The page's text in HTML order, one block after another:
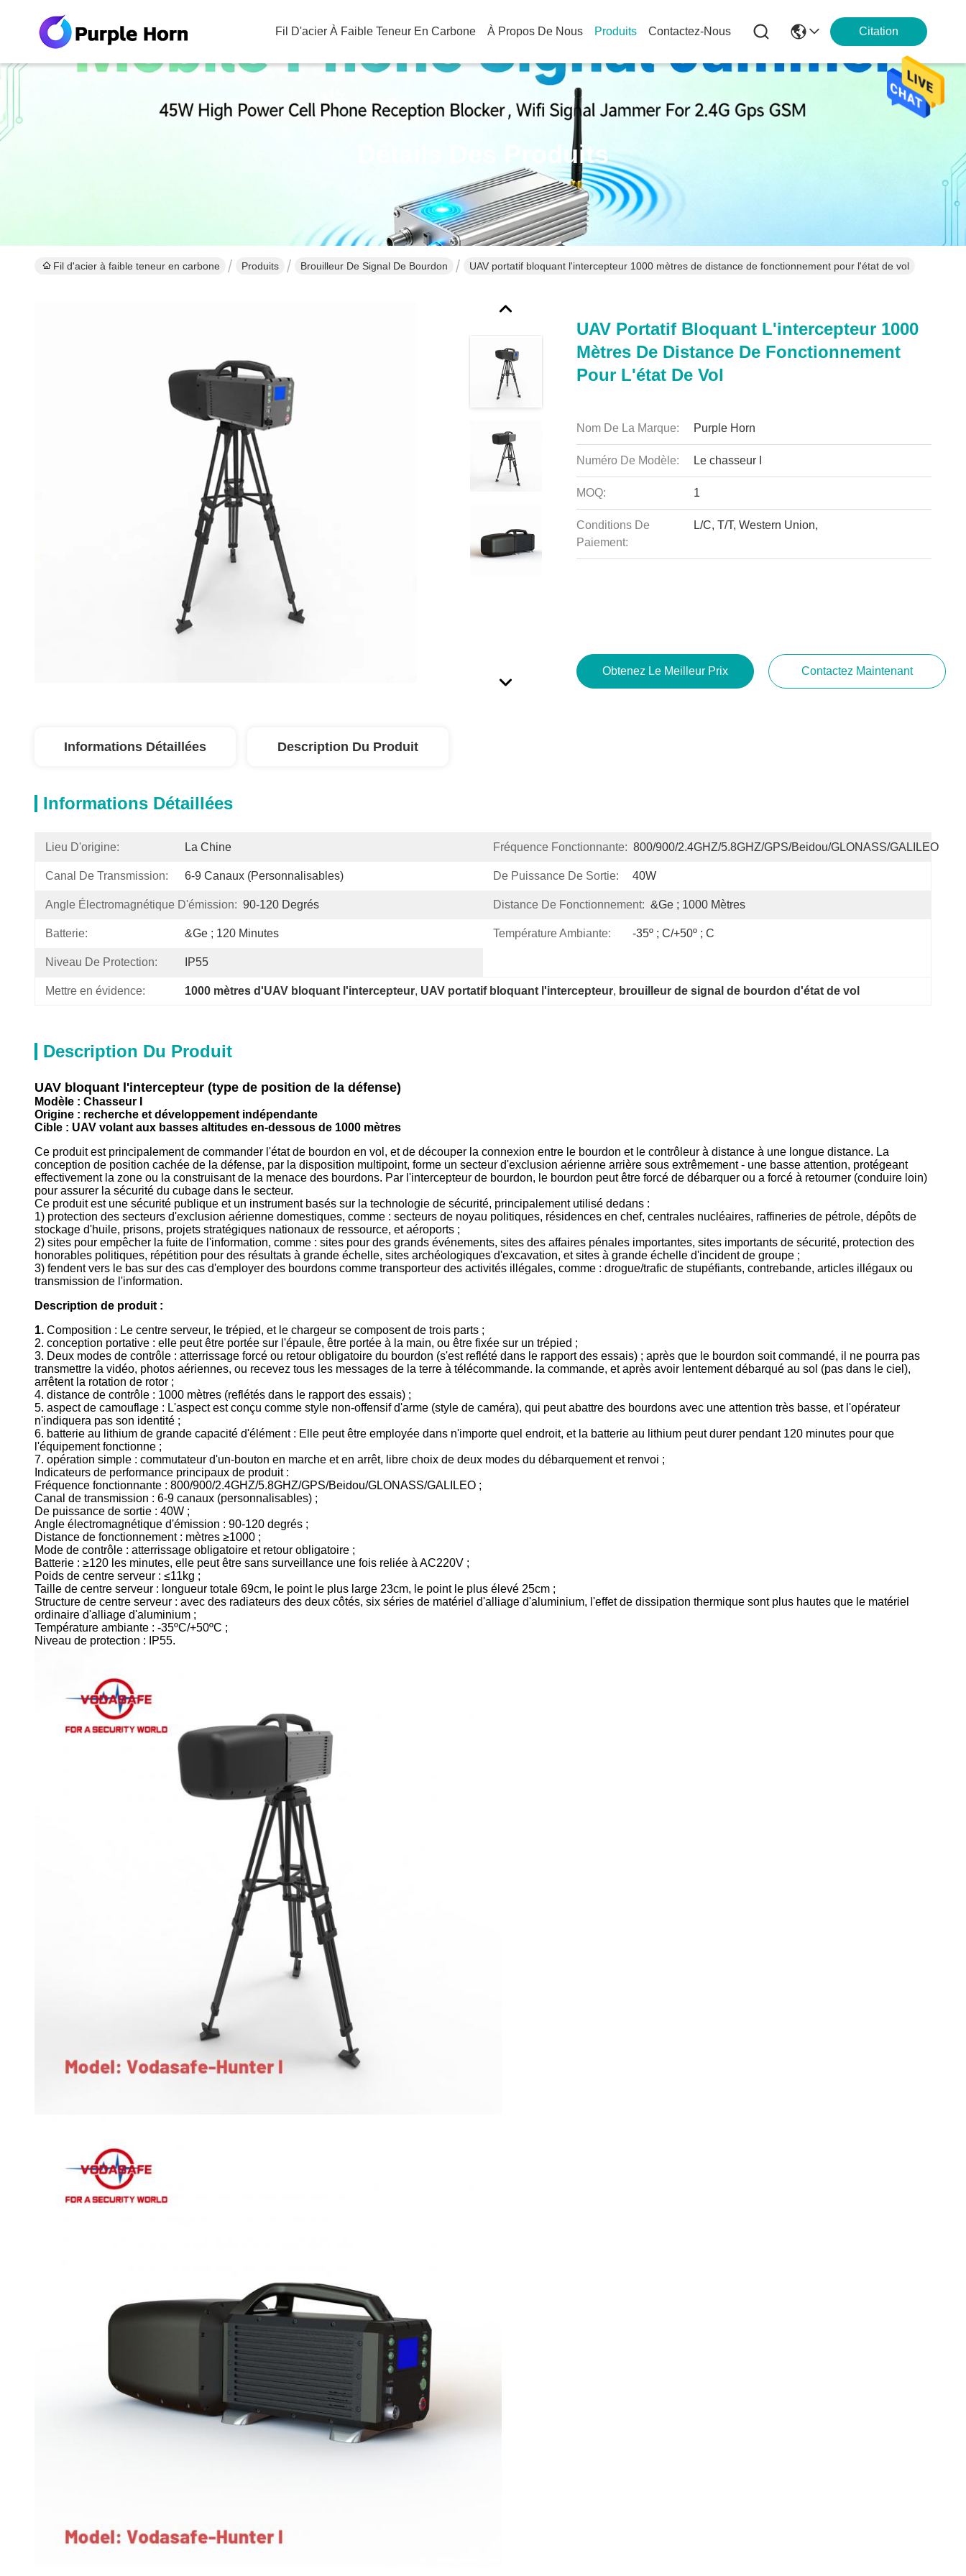
Fil D'acier À Faible Teneur En Carbone À Propos De Nous Produits Contactez-Nous Citation
Détails Des Produits
Fil d'acier à faible teneur en carbone Produits Brouilleur De Signal De Bourdon UAV portatif bloquant l'intercepteur 1000 mètres de distance de fonctionnement pour l'état de vol
UAV Portatif Bloquant L'intercepteur 1000
Mètres De Distance De Fonctionnement
Pour L'état De Vol
Nom De La Marque: Purple Horn
Numéro De Modèle: Le chasseur I
MOQ: 1
Conditions De
Paiement:
L/C, T/T, Western Union,
Obtenez Le Meilleur Prix Contactez Maintenant
Informations Détaillées Description Du Produit
Informations Détaillées
Lieu D'origine: La Chine Fréquence Fonctionnante: 800/900/2.4GHZ/5.8GHZ/GPS/Beidou/GLONASS/GALILEO
Canal De Transmission: 6-9 Canaux (personnalisables) De Puissance De Sortie: 40W
Angle Électromagnétique D'émission: 90-120 Degrés Distance De Fonctionnement: &ge ; 1000 Mètres
Batterie: &ge ; 120 Minutes Température Ambiante: -35º ; C/+50º ; C
Niveau De Protection: IP55
Mettre en évidence: 1000 mètres d'UAV bloquant l'intercepteur, UAV portatif bloquant l'intercepteur, brouilleur de signal de bourdon d'état de vol
Description Du Produit
UAV bloquant l'intercepteur (type de position de la défense)
Modèle : Chasseur I
Origine : recherche et développement indépendante
Cible : UAV volant aux basses altitudes en-dessous de 1000 mètres
Ce produit est principalement de commander l'état de bourdon en vol, et de découper la connexion entre le bourdon et le contrôleur à distance à une longue distance. La
conception de position cachée de la défense, par la disposition multipoint, forme un secteur d'exclusion aérienne arrière sous extrêmement - une basse attention, protégeant
effectivement la zone ou la construisant de la menace des bourdons. Par l'intercepteur de bourdon, le bourdon peut être forcé de débarquer ou a forcé à retourner (conduire loin)
pour assurer la sécurité du cubage dans le secteur.
Ce produit est une sécurité publique et un instrument basés sur la technologie de sécurité, principalement utilisé dedans :
1) protection des secteurs d'exclusion aérienne domestiques, comme : secteurs de noyau politiques, résidences en chef, centrales nucléaires, raffineries de pétrole, dépôts de
stockage d'huile, prisons, projets stratégiques nationaux de ressource, et aéroports ;
2) sites pour empêcher la fuite de l'information, comme : sites pour des grands événements, sites des affaires pénales importantes, sites importants de sécurité, protection des
honorables politiques, répétition pour des résultats à grande échelle, sites archéologiques d'excavation, et sites à grande échelle d'incident de groupe ;
3) fendent vers le bas sur des cas d'employer des bourdons comme transporteur des activités illégales, comme : drogue/trafic de stupéfiants, contrebande, articles illégaux ou
transmission de l'information.
Description de produit :
1. Composition : Le centre serveur, le trépied, et le chargeur se composent de trois parts ;
2. conception portative : elle peut être portée sur l'épaule, être portée à la main, ou être fixée sur un trépied ;
3. Deux modes de contrôle : atterrissage forcé ou retour obligatoire du bourdon (s'est reflété dans le rapport des essais) ; après que le bourdon soit commandé, il ne pourra pas
transmettre la vidéo, photos aériennes, ou recevez tous les messages de la terre à télécommande. la commande, et après avoir lentement débarqué au sol (pas dans le ciel),
arrêtent la rotation de rotor ;
4. distance de contrôle : 1000 mètres (reflétés dans le rapport des essais) ;
5. aspect de camouflage : L'aspect est conçu comme style non-offensif d'arme (style de caméra), qui peut abattre des bourdons avec une attention très basse, et l'opérateur
n'indiquera pas son identité ;
6. batterie au lithium de grande capacité d'élément : Elle peut être employée dans n'importe quel endroit, et la batterie au lithium peut durer pendant 120 minutes pour que
l'équipement fonctionne ;
7. opération simple : commutateur d'un-bouton en marche et en arrêt, libre choix de deux modes du débarquement et renvoi ;
Indicateurs de performance principaux de produit :
Fréquence fonctionnante : 800/900/2.4GHZ/5.8GHZ/GPS/Beidou/GLONASS/GALILEO ;
Canal de transmission : 6-9 canaux (personnalisables) ;
De puissance de sortie : 40W ;
Angle électromagnétique d'émission : 90-120 degrés ;
Distance de fonctionnement : mètres ≥1000 ;
Mode de contrôle : atterrissage obligatoire et retour obligatoire ;
Batterie : ≥120 les minutes, elle peut être sans surveillance une fois reliée à AC220V ;
Poids de centre serveur : ≤11kg ;
Taille de centre serveur : longueur totale 69cm, le point le plus large 23cm, le point le plus élevé 25cm ;
Structure de centre serveur : avec des radiateurs des deux côtés, six séries de matériel d'alliage d'aluminium, l'effet de dissipation thermique sont plus hautes que le matériel
ordinaire d'alliage d'aluminium ;
Température ambiante : -35ºC/+50ºC ;
Niveau de protection : IP55.